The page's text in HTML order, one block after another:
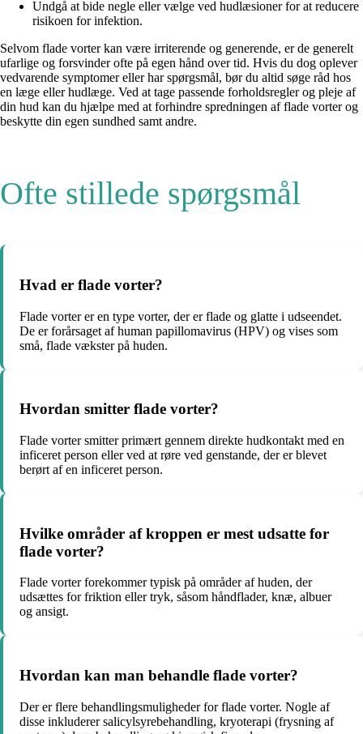
Undgå at bide negle eller vælge ved hudlæsioner for at reducere
risikoen for infektion.
Selvom flade vorter kan være irriterende og generende, er de generelt
ufarlige og forsvinder ofte på egen hånd over tid. Hvis du dog oplever
vedvarende symptomer eller har spørgsmål, bør du altid søge råd hos
en læge eller hudlæge. Ved at tage passende forholdsregler og pleje af
din hud kan du hjælpe med at forhindre spredningen af flade vorter og
beskytte din egen sundhed samt andre.
Ofte stillede spørgsmål
Hvad er flade vorter?
Flade vorter er en type vorter, der er flade og glatte i udseendet.
De er forårsaget af human papillomavirus (HPV) og vises som
små, flade vækster på huden.
Hvordan smitter flade vorter?
Flade vorter smitter primært gennem direkte hudkontakt med en
inficeret person eller ved at røre ved genstande, der er blevet
berørt af en inficeret person.
Hvilke områder af kroppen er mest udsatte for
flade vorter?
Flade vorter forekommer typisk på områder af huden, der
udsættes for friktion eller tryk, såsom håndflader, knæ, albuer
og ansigt.
Hvordan kan man behandle flade vorter?
Der er flere behandlingsmuligheder for flade vorter. Nogle af
disse inkluderer salicylsyrebehandling, kryoterapi (frysning af